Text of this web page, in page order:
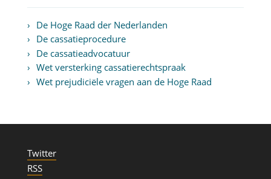
De Hoge Raad der Nederlanden
De cassatieprocedure
De cassatieadvocatuur
Wet versterking cassatierechtspraak
Wet prejudiciële vragen aan de Hoge Raad
Twitter
RSS